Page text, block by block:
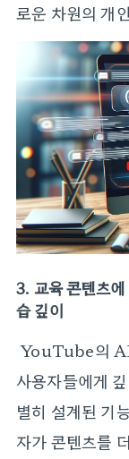
로운 차원의 개
3. 교육 콘텐츠
습 깊이
YouTube의 AI
사용자들에게
별히 설계된 기
자가 콘텐츠를